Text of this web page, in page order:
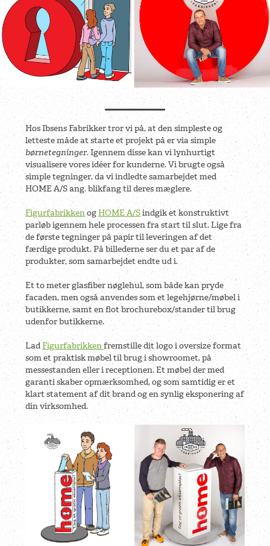
Hos Ibsens Fabrikker tror vi på, at den simpleste og
letteste måde at starte et projekt på er via simple
børnetegninger. Igennem disse kan vi lynhurtigt
visualisere vores idéer for kunderne. Vi brugte også
simple tegninger, da vi indledte samarbejdet med
HOME A/S ang. blikfang til deres mæglere.
FigurfabrikkenogHOME A/Sindgik et konstruktivt
parløb igennem hele processen fra start til slut. Lige fra
de første tegninger på papir til leveringen af det
færdige produkt. På billederne ser du et par af de
produkter, som samarbejdet endte ud i.
Et to meter glasfiber nøglehul, som både kan pryde
facaden, men også anvendes som et legehjørne/møbel i
butikkerne, samt en flot brochurebox/stander til brug
udenfor butikkerne.
LadFigurfabrikkenfremstille dit logo i oversize format
som et praktisk møbel til brug i showroomet, på
messestanden eller i receptionen. Et møbel der med
garanti skaber opmærksomhed, og som samtidig er et
klart statement af dit brand og en synlig eksponering af
din virksomhed.